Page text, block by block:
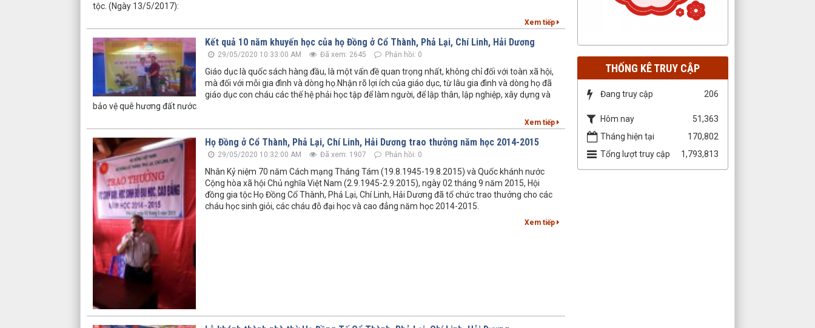
tộc. (Ngày 13/5/2017):
Xem tiếp
Kết quả 10 năm khuyến học của họ Đồng ở Cổ Thành, Phả Lại, Chí Linh, Hải Dương
29/05/2020 10:33:00 AM Đã xem: 2645 Phản hồi: 0
Giáo dục là quốc sách hàng đầu, là một vấn đề quan trọng nhất, không chỉ đối với toàn xã hội,
mà đối với mỗi gia đình và dòng họ.Nhận rõ lợi ích của giáo dục, từ lâu gia đình và dòng họ đã
giáo dục con cháu các thế hệ phải học tập để làm người, để lập thân, lập nghiệp, xây dựng và
bảo vệ quê hương đất nước
Xem tiếp
Họ Đồng ở Cổ Thành, Phả Lại, Chí Linh, Hải Dương trao thưởng năm học 2014-2015
29/05/2020 10:32:00 AM Đã xem: 1907 Phản hồi: 0
Nhân Kỷ niệm 70 năm Cách mạng Tháng Tám (19.8.1945-19.8.2015) và Quốc khánh nước
Cộng hòa xã hội Chủ nghĩa Việt Nam (2.9.1945-2.9.2015), ngày 02 tháng 9 năm 2015, Hội
đồng gia tộc Họ Đồng Cổ Thành, Phả Lại, Chí Linh, Hải Dương đã tổ chức trao thưởng cho các
cháu học sinh giỏi, các cháu đỗ đại học và cao đẳng năm học 2014-2015.
Xem tiếp
THỐNG KÊ TRUY CẬP
Đang truy cập 206
Hôm nay
51,363
Tháng hiện tại
170,802
Tổng lượt truy cập
1,793,813